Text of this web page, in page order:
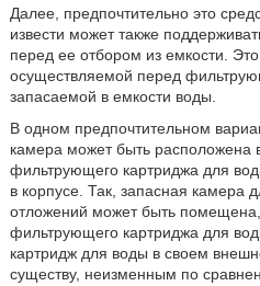
Далее, предпочтительно это
извести может также
перед ее отбором из емкости.
осуществляемой перед
запасаемой в емкости воды.
В одном предпочтительном
камера может быть расположена
фильтрующего картриджа для
в корпусе. Так, запасная камера
отложений может быть
фильтрующего картриджа для
картридж для воды в своем
существу, неизменным по